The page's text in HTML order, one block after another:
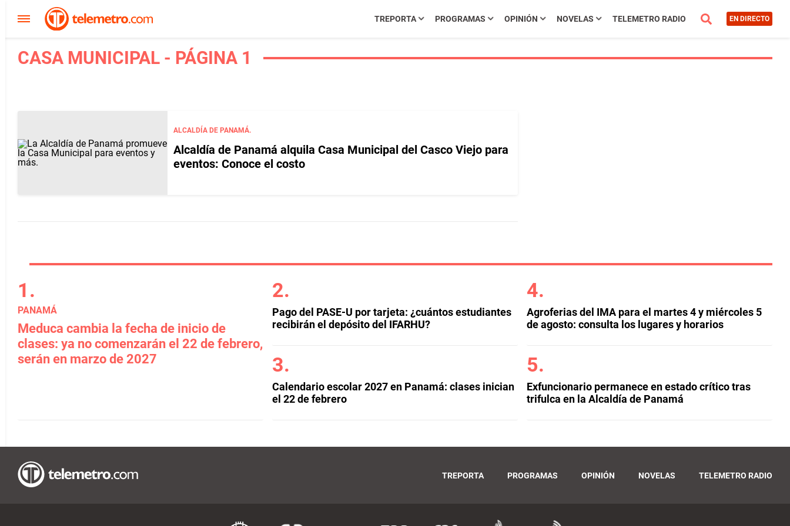
TREPORTA PROGRAMAS OPINIÓN NOVELAS TELEMETRO RADIO EN DIRECTO
CASA MUNICIPAL - PÁGINA 1
ALCALDÍA DE PANAMÁ.
Alcaldía de Panamá alquila Casa Municipal del Casco Viejo para
eventos: Conoce el costo
PANAMÁ
Meduca cambia la fecha de inicio de
clases: ya no comenzarán el 22 de febrero,
serán en marzo de 2027
Pago del PASE-U por tarjeta: ¿cuántos estudiantes
recibirán el depósito del IFARHU?
Calendario escolar 2027 en Panamá: clases inician
el 22 de febrero
Agroferias del IMA para el martes 4 y miércoles 5
de agosto: consulta los lugares y horarios
Exfuncionario permanece en estado crítico tras
trifulca en la Alcaldía de Panamá
TREPORTA PROGRAMAS OPINIÓN NOVELAS TELEMETRO RADIO